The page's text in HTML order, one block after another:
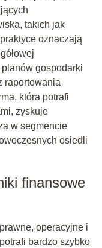
takich jak
oznaczają
gospodarki
raportowania
która potrafi
zyskuje
w segmencie
osiedli
finansowe
operacyjne i
bardzo szybko